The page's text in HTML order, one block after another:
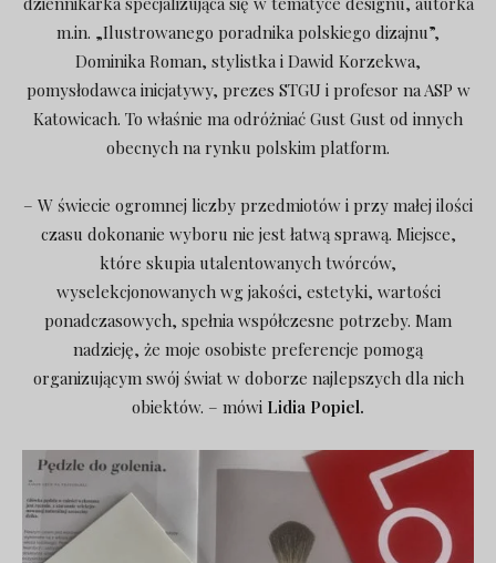
m.in. „Ilustrowanego poradnika polskiego dizajnu”,
Dominika Roman, stylistka i Dawid Korzekwa,
pomysłodawca inicjatywy, prezes STGU i profesor na ASP w
Katowicach. To właśnie ma odróżniać Gust Gust od innych
obecnych na rynku polskim platform.
– W świecie ogromnej liczby przedmiotów i przy małej ilości
czasu dokonanie wyboru nie jest łatwą sprawą. Miejsce,
które skupia utalentowanych twórców,
wyselekcjonowanych wg jakości, estetyki, wartości
ponadczasowych, spełnia współczesne potrzeby. Mam
nadzieję, że moje osobiste preferencje pomogą
organizującym swój świat w doborze najlepszych dla nich
obiektów. – mówi Lidia Popiel.